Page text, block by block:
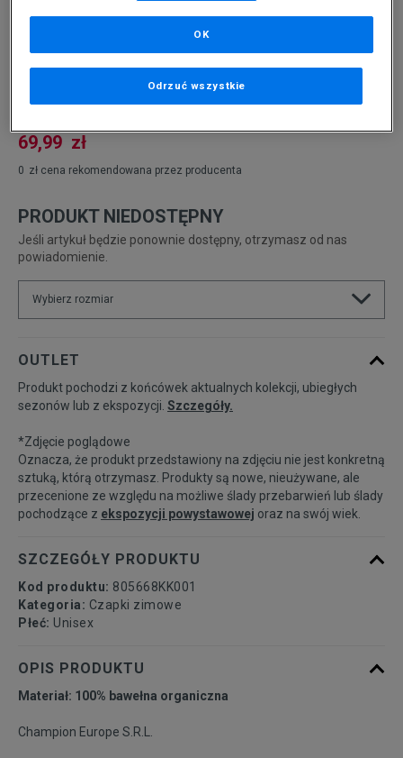
Produkt pochodzi z końcówek aktualnych kolekcji, ubiegłych
sezonów lub z ekspozycji.Szczegóły.
0 zł cena rekomendowana przez producenta
69,99 zł
PRODUKT NIEDOSTĘPNY
Jeśli artykuł będzie ponownie dostępny, otrzymasz od nas
powiadomienie.
Wybierz rozmiar
OUTLET
Produkt pochodzi z końcówek aktualnych kolekcji, ubiegłych
sezonów lub z ekspozycji. Szczegóły.
*Zdjęcie poglądowe
Oznacza, że produkt przedstawiony na zdjęciu nie jest konkretną
sztuką, którą otrzymasz. Produkty są nowe, nieużywane, ale
przecenione ze względu na możliwe ślady przebarwień lub ślady
pochodzące z ekspozycji powystawowej oraz na swój wiek.
SZCZEGÓŁY PRODUKTU
Kod produktu: 805668KK001
Kategoria: Czapki zimowe
Płeć: Unisex
OPIS PRODUKTU
Materiał: 100% bawełna organiczna
Champion Europe S.R.L.
Odrzuć wszystkie
OK